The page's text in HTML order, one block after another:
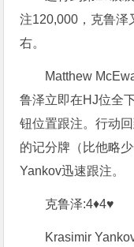
注120,000，克鲁泽
右。
Matthew
鲁泽立即在HJ位全
钮位置跟注。行动
的记分牌（比他略
Yankov迅速跟注。
克鲁泽:4♦4♥
Krasimir